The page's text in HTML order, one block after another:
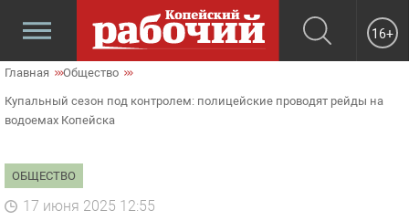
16+
Главная Общество
Купальный сезон под контролем: полицейские проводят рейды на
водоемах Копейска
ОБЩЕСТВО
17 июня 2025 12:55